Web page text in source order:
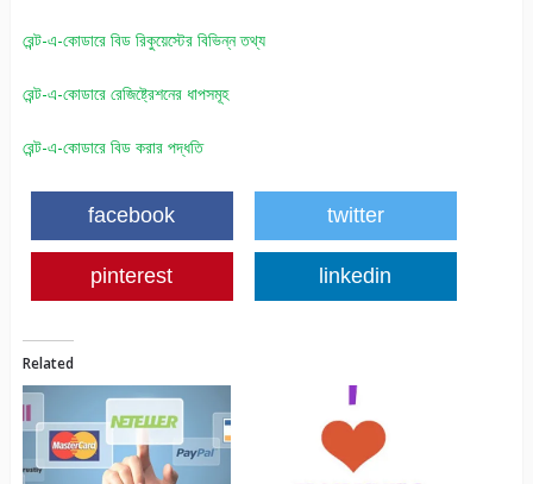
রেন্ট-এ-কোডারে বিড রিকুয়েস্টের বিভিন্ন তথ্য
রেন্ট-এ-কোডারে রেজিষ্ট্রেশনের ধাপসমূহ
রেন্ট-এ-কোডারে বিড করার পদ্ধতি
facebook twitter
pinterest linkedin
Related